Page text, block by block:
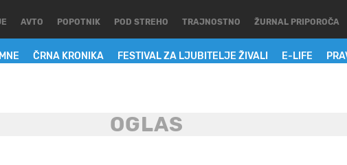
ČRNA KRONIKA FESTIVAL ZA LJUBITELJE ŽIVALI E-LIFE
AVTO POPOTNIK POD STREHO TRAJNOSTNO ŽURNAL PRIPOROČA